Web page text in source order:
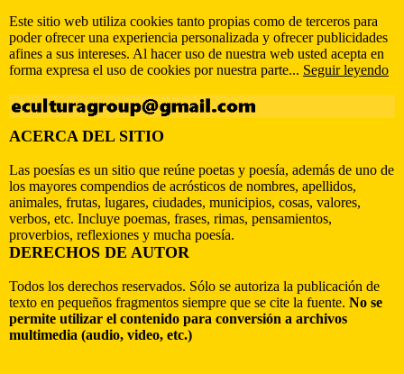
Este sitio web utiliza cookies tanto propias como de terceros para
poder ofrecer una experiencia personalizada y ofrecer publicidades
afines a sus intereses. Al hacer uso de nuestra web usted acepta en
forma expresa el uso de cookies por nuestra parte... Seguir leyendo
ACERCA DEL SITIO
Las poesías es un sitio que reúne poetas y poesía, además de uno de
los mayores compendios de acrósticos de nombres, apellidos,
animales, frutas, lugares, ciudades, municipios, cosas, valores,
verbos, etc. Incluye poemas, frases, rimas, pensamientos,
proverbios, reflexiones y mucha poesía.
DERECHOS DE AUTOR
Todos los derechos reservados. Sólo se autoriza la publicación de
texto en pequeños fragmentos siempre que se cite la fuente. No se
permite utilizar el contenido para conversión a archivos
multimedia (audio, video, etc.)